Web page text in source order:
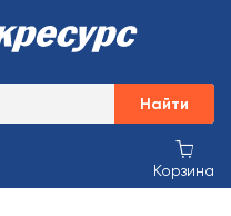
Найти
Корзина